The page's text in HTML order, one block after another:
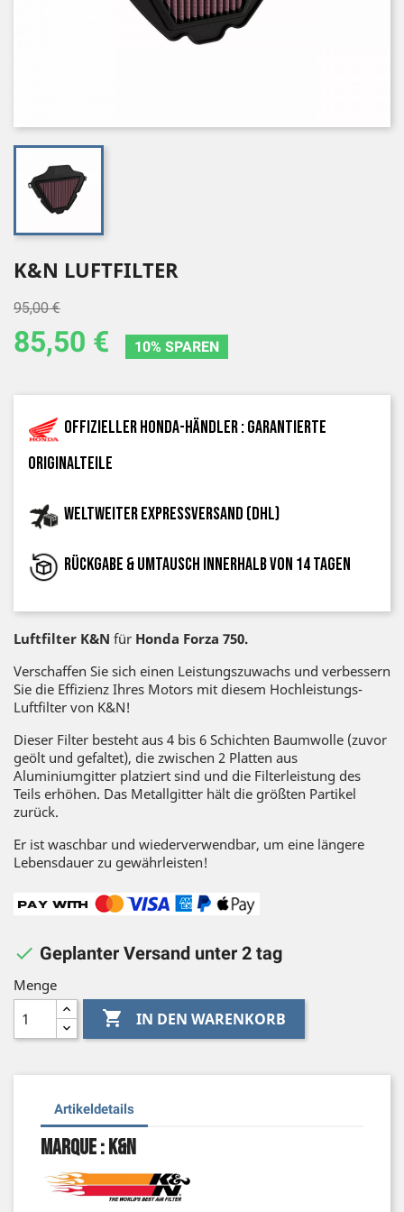
K&N LUFTFILTER
95,00 €
85,50 € 10% SPAREN
Offizieller Honda-Händler : garantierte
Originalteile
Weltweiter Expressversand (DHL)
Rückgabe & Umtausch innerhalb von 14 Tagen
Luftfilter K&N für Honda Forza 750.
Verschaffen Sie sich einen Leistungszuwachs und verbessern
Sie die Effizienz Ihres Motors mit diesem Hochleistungs-
Luftfilter von K&N!
Dieser Filter besteht aus 4 bis 6 Schichten Baumwolle (zuvor
geölt und gefaltet), die zwischen 2 Platten aus
Aluminiumgitter platziert sind und die Filterleistung des
Teils erhöhen. Das Metallgitter hält die größten Partikel
zurück.
Er ist waschbar und wiederverwendbar, um eine längere
Lebensdauer zu gewährleisten!
 Geplanter Versand unter 2 tag
Menge
 IN DEN WARENKORB
Artikeldetails
Marque : K&N